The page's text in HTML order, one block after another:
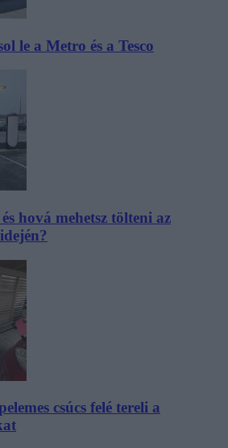
le a Metro és a Tesco
hová mehetsz tölteni az
csúcs felé tereli a